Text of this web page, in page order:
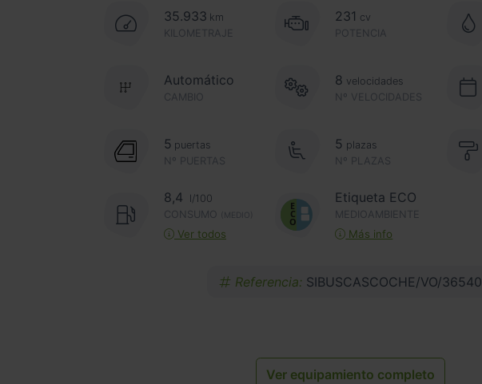
35.933 km
KILOMETRAJE
231 cv
POTENCIA
CAMBIO
Automático
Nº VELOCIDADES
8 velocidades
Nº PUERTAS
5 puertas
Nº PLAZAS
5 plazas
8,4
l/100
CONSUMO
(MEDIO)
Ver todos
Etiqueta ECO
MEDIOAMBIENTE
Más info
Referencia: SIBUSCASCOCHE/VO/36540
Ver equipamiento completo